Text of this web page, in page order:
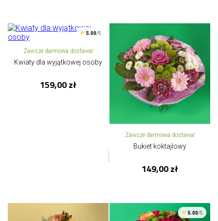
5.00/5
Zawsze darmowa dostawa!
Kwiaty dla wyjątkowej osoby
159,00 zł
Zawsze darmowa dostawa!
Bukiet koktajlowy
149,00 zł
5.00/5